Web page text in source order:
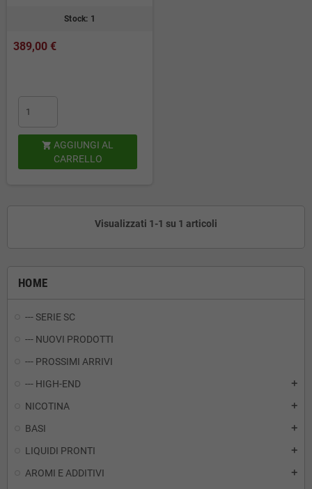
HOME
--- SERIE SC
--- NUOVI PRODOTTI
--- PROSSIMI ARRIVI
--- HIGH-END
add
NICOTINA add
BASI add
LIQUIDI PRONTI add
AROMI E ADDITIVI add
Stock: 1
389,00 €
 AGGIUNGI AL
CARRELLO
Visualizzati 1-1 su 1 articoli